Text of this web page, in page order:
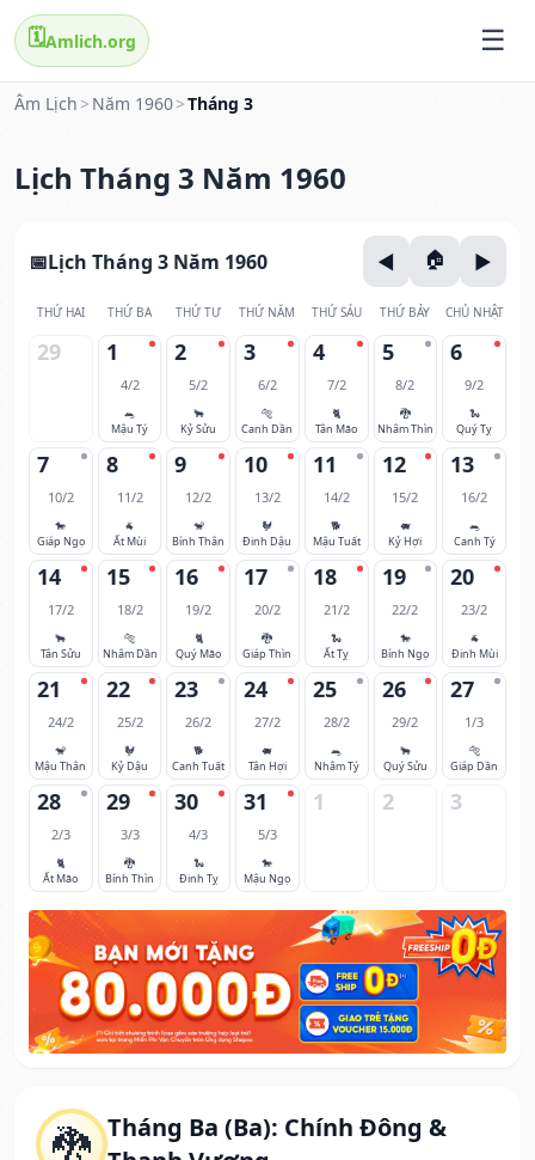
🗓️Amlich.org
Âm Lịch > Năm 1960>Tháng 3
Lịch Tháng 3 Năm 1960
🐉 Tháng Ba (Ba): Chính Đông &
Lịch Tháng 3 Năm 1960
THỨ HAI THỨ BA THỨ TƯ THỨ NĂM THỨ SÁU THỨ BẢY CHỦ NHẬT
29 1
4/2
🐀
Mậu Tý
2
5/2
🐂
Kỷ Sửu
3
6/2
🐅
Canh Dần
4
7/2
🐈
Tân Mão
5
8/2
🐉
Nhâm Thìn
6
9/2
🐍
Quý Tỵ
7
10/2
🐎
Giáp Ngọ
8
11/2
🐐
Ất Mùi
9
12/2
🐒
Bính Thân
10
13/2
🐓
Đinh Dậu
11
14/2
🐕
Mậu Tuất
12
15/2
🐖
Kỷ Hợi
13
16/2
🐀
Canh Tý
14
17/2
🐂
Tân Sửu
15
18/2
🐅
Nhâm Dần
16
19/2
🐈
Quý Mão
17
20/2
🐉
Giáp Thìn
18
21/2
🐍
Ất Tỵ
19
22/2
🐎
Bính Ngọ
20
23/2
🐐
Đinh Mùi
21
24/2
🐒
Mậu Thân
22
25/2
🐓
Kỷ Dậu
23
26/2
🐕
Canh Tuất
24
27/2
🐖
Tân Hợi
25
28/2
🐀
Nhâm Tý
26
29/2
🐂
Quý Sửu
27
1/3
🐅
Giáp Dần
28
2/3
🐈
Ất Mão
29
3/3
🐉
Bính Thìn
30
4/3
🐍
Đinh Tỵ
31
5/3
🐎
Mậu Ngọ
1 2 3